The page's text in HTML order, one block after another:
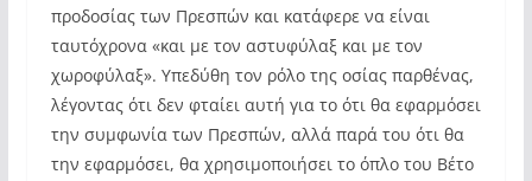
προδοσίας των Πρεσπών και κατάφερε να είναι
ταυτόχρονα «και με τον αστυφύλαξ και με τον
χωροφύλαξ». Υπεδύθη τον ρόλο της οσίας παρθένας,
λέγοντας ότι δεν φταίει αυτή για το ότι θα εφαρμόσει
την συμφωνία των Πρεσπών, αλλά παρά του ότι θα
την εφαρμόσει, θα χρησιμοποιήσει το όπλο του Βέτο